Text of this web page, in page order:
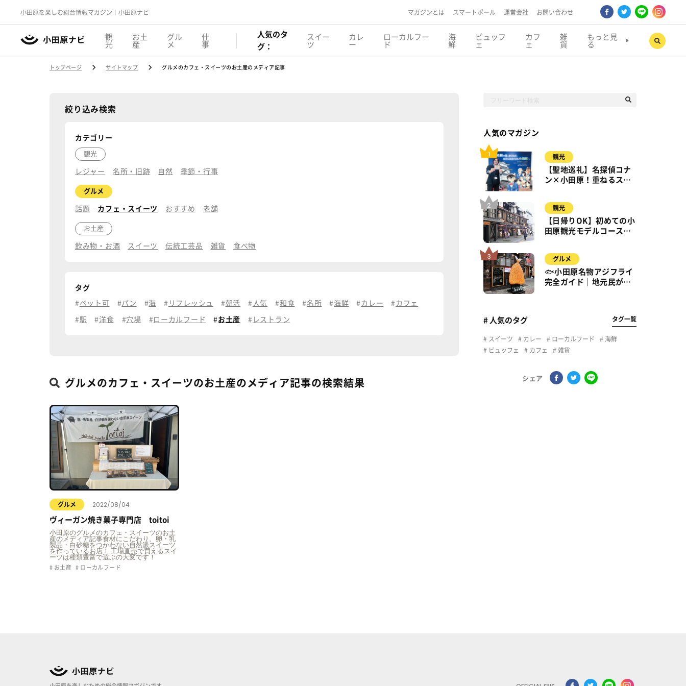
小田原を楽しむ総合情報マガジン｜小田原ナビ マガジンとは スマートポール 運営会社 お問い合わせ
観
光
お土
産
グル
メ
仕
事
人気のタ
グ：
スイー
ツ
カレ
ー
ローカルフー
ド
海
鮮
ビュッフ
ェ
カフ
ェ
雑
貨
もっと見
る
トップページ サイトマップ グルメのカフェ・スイーツのお土産のメディア記事
絞り込み検索
カテゴリー
観光
レジャー 名所・旧跡 自然 季節・行事
グルメ
話題 カフェ・スイーツ おすすめ 老舗
お土産
飲み物・お酒 スイーツ 伝統工芸品 雑貨 食べ物
タグ
ペット可 パン 海 リフレッシュ 朝活 人気 和食 名所 海鮮 カレー カフェ
駅 洋食 穴場 ローカルフード お土産 レストラン
グルメのカフェ・スイーツのお土産のメディア記事の検索結果
グルメ 2022/08/04
ヴィーガン焼き菓子専門店 toitoi
小田原のグルメのカフェ・スイーツのお土
産のメディア記事食材にこだわり、卵・乳
製品・白砂糖をつかわない自然派スイーツ
を作っているお店！ 工場直売で買えるスイ
ーツは種類豊富で選ぶの大変です！
お土産 ローカルフード
人気のマガジン
観光
【聖地巡礼】名探偵コナ
ン×小田原！重ねるスタ
で】小田原・箱根・湯河
原
観光
【日帰りOK】初めての小
田原観光モデルコース｜
満喫
グルメ
🐟小田原名物アジフライ
完全ガイド｜地元民が通
# 人気のタグ タグ一覧
スイーツ カレー ローカルフード
海鮮
ビュッフェ
カフェ 雑貨
シェア